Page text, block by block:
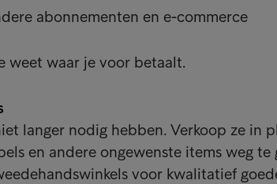
abonnementen en e-commerce
weet waar je voor betaalt.
langer nodig hebben. Verkoop ze in
en andere ongewenste items weg te
voor kwalitatief